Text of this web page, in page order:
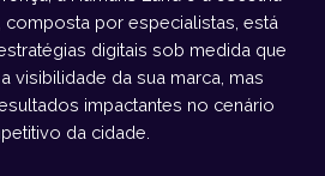
composta por especialistas, está
digitais sob medida que
visibilidade da sua marca, mas
impactantes no cenário
da cidade.